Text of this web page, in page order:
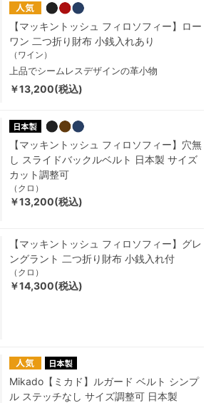
【マッキントッシュ フィロソフィー】ロー
ワン 二つ折り財布 小銭入れあり
（ワイン）
上品でシームレスデザインの革小物
￥13,200(税込)
【マッキントッシュ フィロソフィー】穴無
し スライドバックルベルト 日本製 サイズ
カット調整可
（クロ）
￥13,200(税込)
【マッキントッシュ フィロソフィー】グレ
ングラント 二つ折り財布 小銭入れ付
（クロ）
￥14,300(税込)
Mikado【ミカド】ルガード ベルト シンプ
ル ステッチなし サイズ調整可 日本製